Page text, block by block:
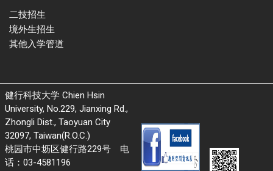
二技招生
境外生招生
其他入学管道
健行科技大学 Chien Hsin
University, No.229, Jianxing Rd.,
Zhongli Dist., Taoyuan City
32097, Taiwan(R.O.C.)
桃园市中坜区健行路229号 电
话：03-4581196